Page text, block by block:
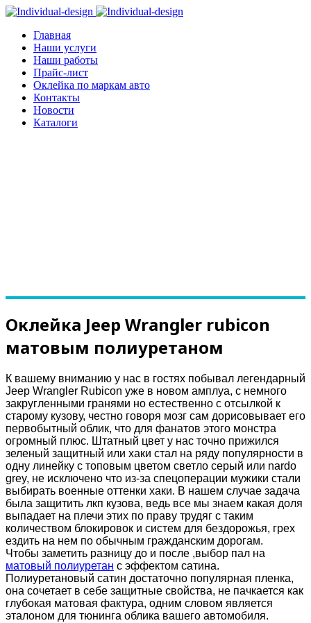
Главная
Наши услуги
Наши работы
Прайс-лист
Оклейка по маркам авто
Контакты
Новости
Каталоги
Оклейка Jeep Wrangler rubicon
матовым полиуретаном
К вашему вниманию у нас в гостях побывал легендарный
Jeep Wrangler Rubicon уже в новом амплуа, с немного
закругленными гранями но естественно с отсылкой к
старому кузову, честно говоря мозг сам дорисовывает его
первобытный облик, что для фанатов этого монстра
огромный плюс. Штатный цвет у нас точно прижился
зеленый защитный или хаки стал на ряду популярности в
одну линейку с топовым цветом светло серый или nardo
grey, не исключено что из-за спецоперации мужики стали
выбирать военные оттенки хаки. В нашем случае задача
была защитить лкп кузова, ведь все мы знаем какая доля
выпадает на плечи этих по праву трудяг с таким
количеством блокировок и систем для бездорожья, грех
ездить на нем по обычным гражданским дорогам.
Чтобы заметить разницу до и после ,выбор пал на
матовый полиуретан с эффектом сатина.
Полиуретановый сатин достаточно популярная пленка,
она сочетает в себе защитные свойства, не пачкается как
глубокая матовая фактура, одним словом является
эталоном для тюнинга облика вашего автомобиля.